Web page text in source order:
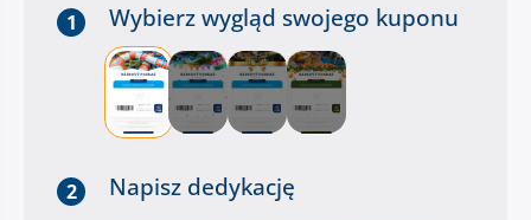
1 Wybierz wygląd swojego kuponu
2 Napisz dedykację